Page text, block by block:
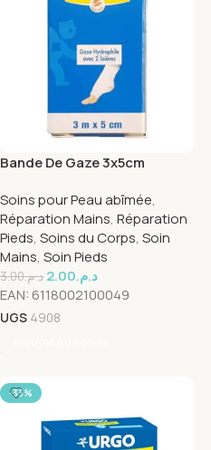
Bande De Gaze 3x5cm
Soins pour Peau abîmée,
Réparation Mains, Réparation
Pieds, Soins du Corps, Soin
Mains, Soin Pieds
د.م.3.00 د.م.2.00
EAN: 6118002100049
UGS 4908
-33%